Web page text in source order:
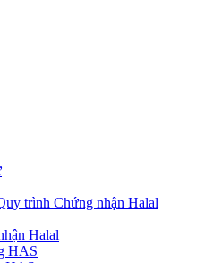
trình Chứng nhận Halal
Halal
HAS